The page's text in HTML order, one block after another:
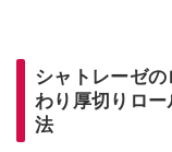
シャトレーゼ
わり厚切りロ
法